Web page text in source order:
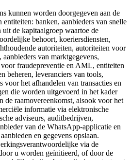
kunnen worden doorgegeven aan de
entiteiten: banken, aanbieders van snelle
de kapitaalgroep waartoe de
behoort, koeriersdiensten,
autoriteiten, autoriteiten voor
van marktgegevens,
fraudepreventie en AML, entiteiten
beheren, leveranciers van tools,
voor het afhandelen van transacties en
die worden uitgevoerd in het kader
de raamovereenkomst, alsook voor het
informatie via elektronische
adviseurs, auditbedrijven,
van de WhatsApp-applicatie en
en gegevens opslaan.
via de
u worden geïnitieerd, of door de